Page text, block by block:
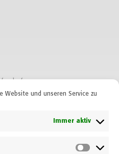
Website und unseren Service zu
Immer aktiv